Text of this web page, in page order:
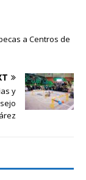
a Centros de
y